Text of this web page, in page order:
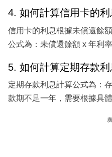
4. 如何計算信用卡的利
信用卡的利息根據未償還餘
公式為：未償還餘額 x 年利
5. 如何計算定期存款利
定期存款利息計算公式為：
款期不足一年，需要根據具體